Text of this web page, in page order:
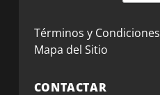
Términos y Condiciones
Mapa del Sitio
CONTACTAR